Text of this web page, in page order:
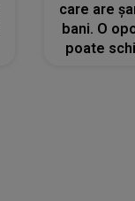
care are
bani. O
poate